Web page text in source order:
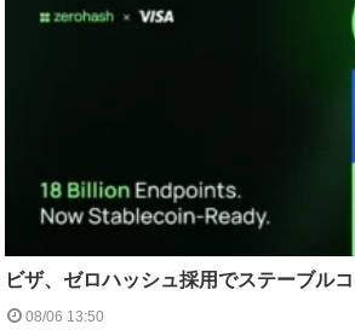
ビザ、ゼロハッシュ採用でステーブル
08/06 13:50